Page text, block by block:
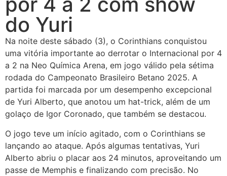
do Yuri
Na noite deste sábado (3), o Corinthians conquistou
uma vitória importante ao derrotar o Internacional por 4
a 2 na Neo Química Arena, em jogo válido pela sétima
rodada do Campeonato Brasileiro Betano 2025. A
partida foi marcada por um desempenho excepcional
de Yuri Alberto, que anotou um hat-trick, além de um
golaço de Igor Coronado, que também se destacou.
O jogo teve um início agitado, com o Corinthians se
lançando ao ataque. Após algumas tentativas, Yuri
Alberto abriu o placar aos 24 minutos, aproveitando um
passe de Memphis e finalizando com precisão. No